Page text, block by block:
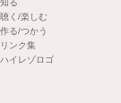
知る
聴く/楽しむ
作る/つかう
リンク集
ハイレゾロゴ